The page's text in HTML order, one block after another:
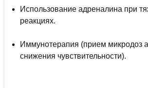
Использование адреналина при
реакциях.
Иммунотерапия (прием микродоз
снижения чувствительности).